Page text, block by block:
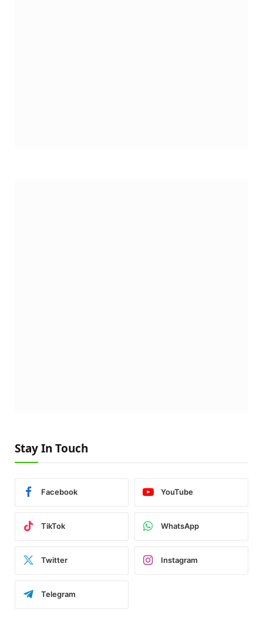
Stay In Touch
Facebook YouTube
TikTok WhatsApp
Twitter Instagram
Telegram